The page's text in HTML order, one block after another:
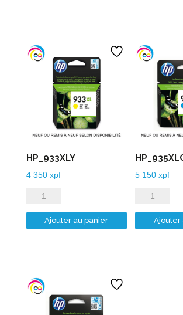
HP_933XLY
4 350 xpf
quantité
de
HP_933XLY
Ajouter au panier
5 150xpf
quantité
de
HP_935XLC
Ajouter